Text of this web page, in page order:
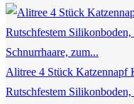
Alitree 4 Stück Katzennapf
Rutschfestem